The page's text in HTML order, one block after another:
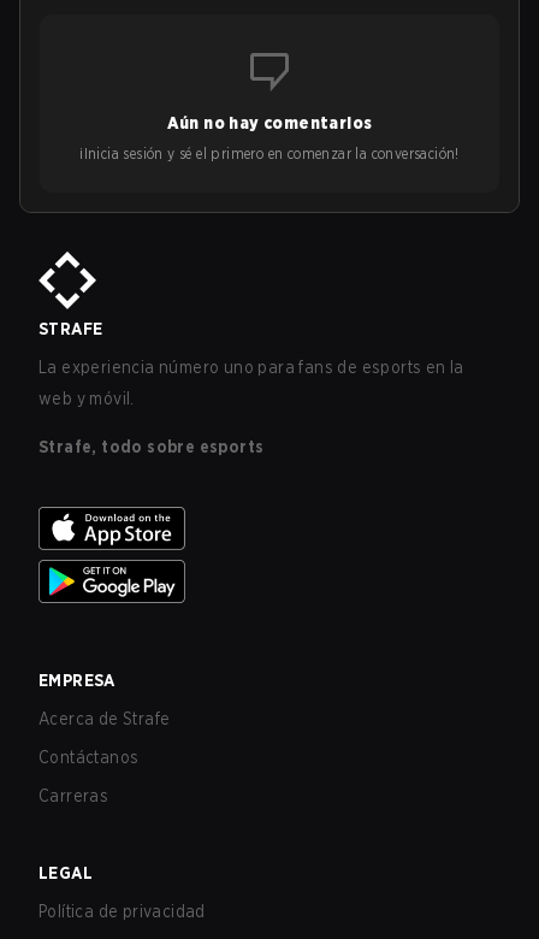
Aún no hay comentarios
¡Inicia sesión y sé el primero en comenzar la conversación!
STRAFE
La experiencia número uno para fans de esports en la
web y móvil.
Strafe, todo sobre esports
EMPRESA
Acerca de Strafe
Contáctanos
Carreras
LEGAL
Política de privacidad